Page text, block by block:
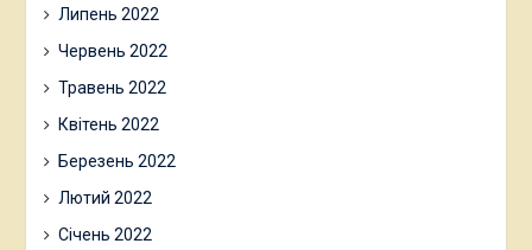
Липень 2022
Червень 2022
Травень 2022
Квітень 2022
Березень 2022
Лютий 2022
Січень 2022